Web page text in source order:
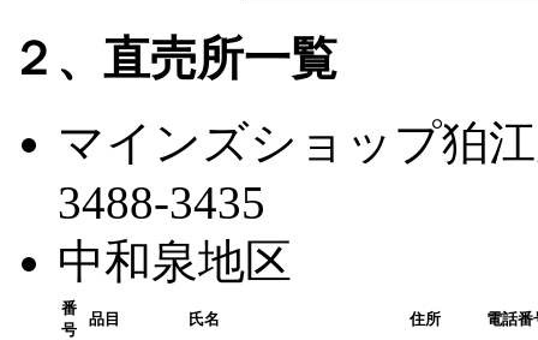
２、直売所一覧
マインズショップ狛
3488-3435
中和泉地区
番
号
品目 氏名 住所 電話番